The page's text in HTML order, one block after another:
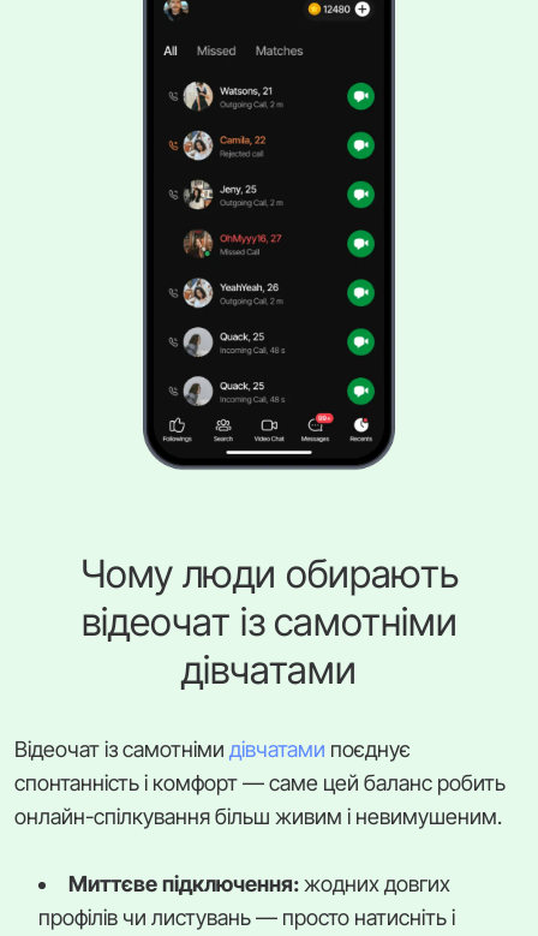
Чому люди обирають
відеочат із самотніми
дівчатами
Відеочат із самотніми дівчатами поєднує
спонтанність і комфорт — саме цей баланс робить
онлайн-спілкування більш живим і невимушеним.
Миттєве підключення:жодних довгих
профілів чи листувань — просто натисніть і